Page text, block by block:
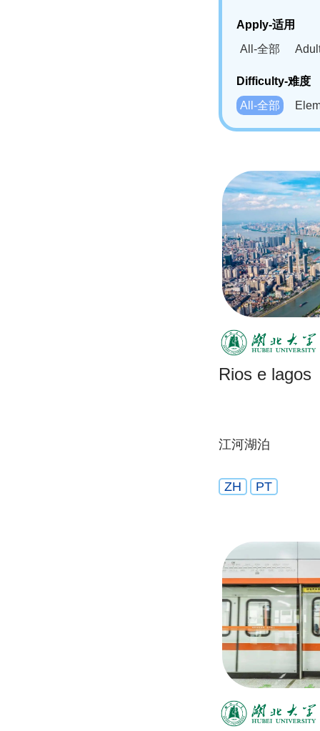
Apply-适用
All-全部
Difficulty-难度
All-全部
Rios e lagos
江河湖泊
ZH PT